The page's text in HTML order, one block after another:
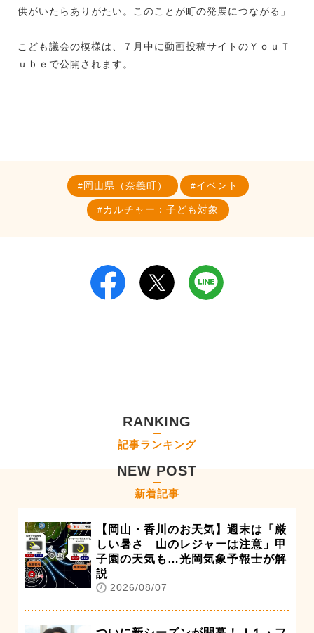
供がいたらありがたい。このことが町の発展につながる」
こども議会の模様は、７月中に動画投稿サイトのＹｏｕＴ
ｕｂｅで公開されます。
岡山県（奈義町） イベント
カルチャー：子ども対象
RANKING
記事ランキング
NEW POST
新着記事
【岡山・香川のお天気】週末は「厳
しい暑さ 山のレジャーは注意」甲
子園の天気も…光岡気象予報士が解
説
2026/08/07